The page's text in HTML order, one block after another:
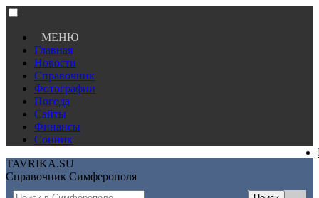
МЕНЮ
Главная
Новости
Справочник
Фотографии
Погода
Сайты
Финансы
Сонник
TAVRIKA.SU
Справочник Симферополя